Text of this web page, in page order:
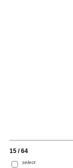
15 / 64
select